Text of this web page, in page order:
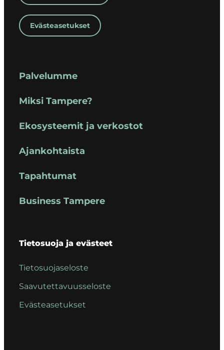
Evästeasetukset
Palvelumme
Miksi Tampere?
Ekosysteemit ja verkostot
Ajankohtaista
Tapahtumat
Business Tampere
Tietosuoja ja evästeet
Tietosuojaseloste
Saavutettavuusseloste
Evästeasetukset